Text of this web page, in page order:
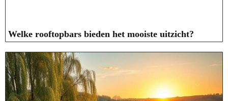
Welke rooftopbars bieden het mooiste uitzicht?